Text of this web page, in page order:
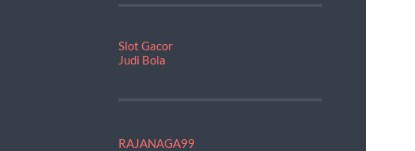
Slot Gacor
Judi Bola
RAJANAGA99